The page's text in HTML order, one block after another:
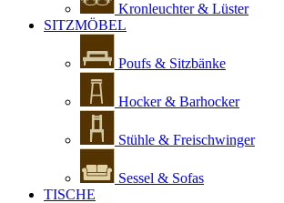
Kronleuchter & Lüster
SITZMÖBEL
Poufs & Sitzbänke
Hocker & Barhocker
Stühle & Freischwinger
Sessel & Sofas
TISCHE